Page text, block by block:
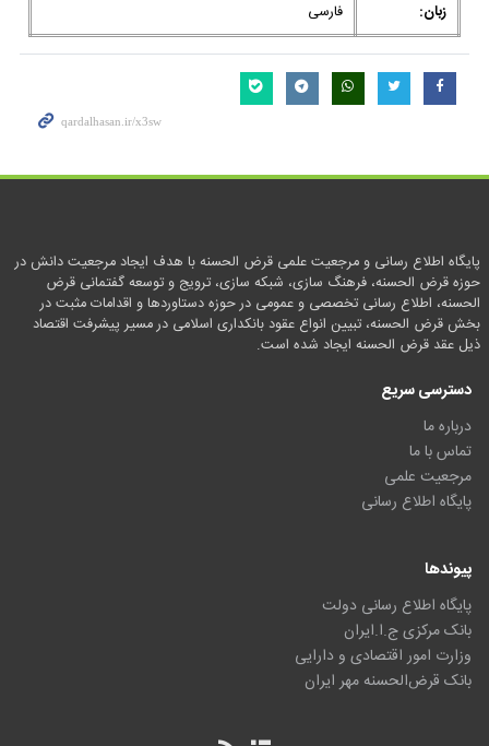
زبان:
فارسی
پایگاه اطلاع رسانی و مرجعیت علمی قرض الحسنه با هدف ایجاد مرجعیت دانش در
حوزه قرض الحسنه، فرهنگ سازی، شبکه سازی، ترویج و توسعه گفتمانی قرض
الحسنه، اطلاع رسانی تخصصی و عمومی در حوزه دستاوردها و اقدامات مثبت در
بخش قرض الحسنه، تبیین انواع عقود بانکداری اسلامی در مسیر پیشرفت اقتصاد
ذیل عقد قرض الحسنه ایجاد شده است.
دسترسی سریع
درباره ما
تماس با ما
مرجعیت علمی
پایگاه اطلاع رسانی
پیوندها
پایگاه اطلاع رسانی دولت
بانک مرکزی ج.ا.ایران
وزارت امور اقتصادی و دارایی
بانک قرض‌الحسنه مهر ایران